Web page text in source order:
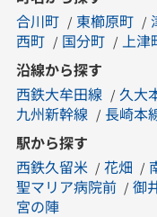
合川町
東櫛原町
西町
国分町 上津
沿線から探す
西鉄大牟田線
久大
九州新幹線
長崎本
駅から探す
西鉄久留米
花畑
聖マリア病院前
御
宮の陣